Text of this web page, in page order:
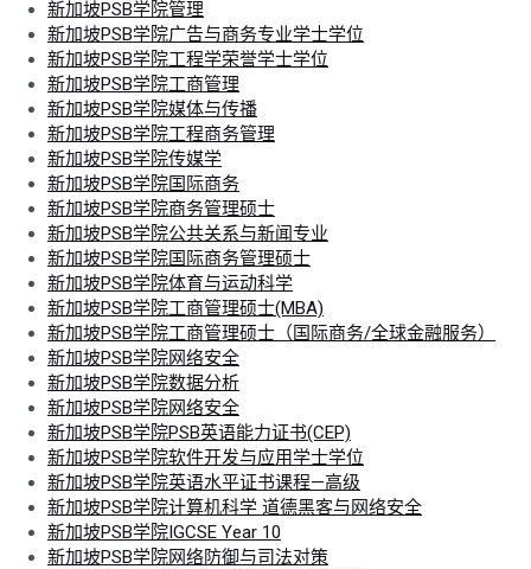
新加坡PSB学院管理
新加坡PSB学院广告与商务专业学士学位
新加坡PSB学院工程学荣誉学士学位
新加坡PSB学院工商管理
新加坡PSB学院媒体与传播
新加坡PSB学院工程商务管理
新加坡PSB学院传媒学
新加坡PSB学院国际商务
新加坡PSB学院商务管理硕士
新加坡PSB学院公共关系与新闻专业
新加坡PSB学院国际商务管理硕士
新加坡PSB学院体育与运动科学
新加坡PSB学院工商管理硕士(MBA)
新加坡PSB学院工商管理硕士（国际商务/全球金融服务）
新加坡PSB学院网络安全
新加坡PSB学院数据分析
新加坡PSB学院网络安全
新加坡PSB学院PSB英语能力证书(CEP)
新加坡PSB学院软件开发与应用学士学位
新加坡PSB学院英语水平证书课程—高级
新加坡PSB学院计算机科学 道德黑客与网络安全
新加坡PSB学院IGCSE Year 10
新加坡PSB学院网络防御与司法对策